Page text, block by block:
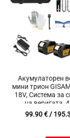
Акумулаторен
мини трион
18V, Система за
на веригата,
оборота в
99.90€/